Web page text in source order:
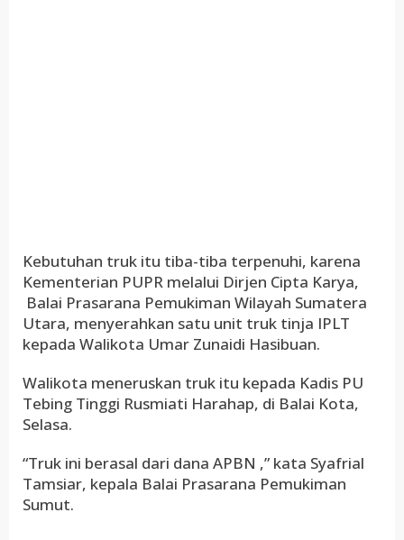
Kebutuhan truk itu tiba-tiba terpenuhi, karena
Kementerian PUPR melalui Dirjen Cipta Karya,
Balai Prasarana Pemukiman Wilayah Sumatera
Utara, menyerahkan satu unit truk tinja IPLT
kepada Walikota Umar Zunaidi Hasibuan.
Walikota meneruskan truk itu kepada Kadis PU
Tebing Tinggi Rusmiati Harahap, di Balai Kota,
Selasa.
“Truk ini berasal dari dana APBN ,” kata Syafrial
Tamsiar, kepala Balai Prasarana Pemukiman
Sumut.